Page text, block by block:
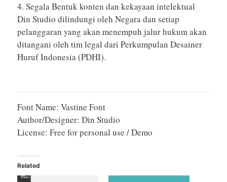
4. Segala Bentuk konten dan kekayaan intelektual
Din Studio dilindungi oleh Negara dan setiap
pelanggaran yang akan menempuh jalur hukum akan
ditangani oleh tim legal dari Perkumpulan Desainer
Huruf Indonesia (PDHI).
Font Name: Vastine Font
Author/Designer: Din Studio
License: Free for personal use / Demo
Related